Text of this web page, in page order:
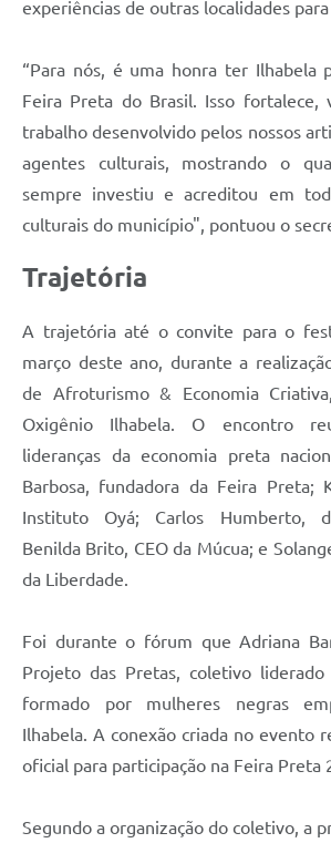
experiências de outras localidades para
“Para nós, é uma honra ter Ilhabela
Feira Preta do Brasil. Isso fortalece,
trabalho desenvolvido pelos nossos
agentes culturais, mostrando o
sempre investiu e acreditou em
culturais do município", pontuou o
Trajetória
A trajetória até o convite para o
março deste ano, durante a
de Afroturismo & Economia
Oxigênio Ilhabela. O encontro
lideranças da economia preta
Barbosa, fundadora da Feira Preta;
Instituto Oyá; Carlos Humberto,
Benilda Brito, CEO da Múcua; e
da Liberdade.
Foi durante o fórum que Adriana
Projeto das Pretas, coletivo
formado por mulheres negras
Ilhabela. A conexão criada no evento
oficial para participação na Feira Preta
Segundo a organização do coletivo, a